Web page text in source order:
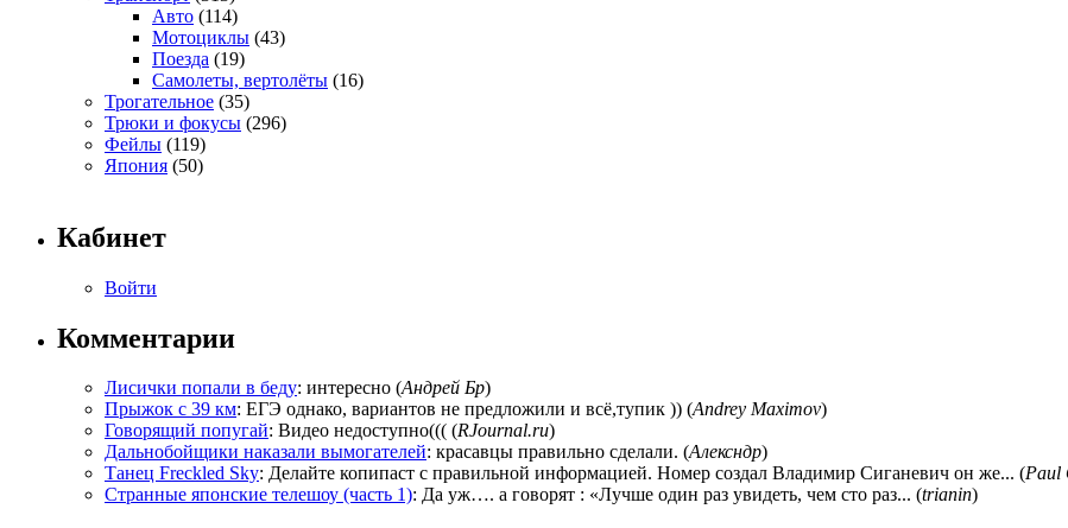
Авто (114)
Мотоциклы (43)
Поезда (19)
Самолеты, вертолёты (16)
Трогательное (35)
Трюки и фокусы (296)
Фейлы (119)
Япония (50)
Кабинет
Войти
Комментарии
Лисички попали в беду: интересно (Андрей Бр)
Прыжок с 39 км: ЕГЭ однако, вариантов не предложили и всё,тупик )) (Andrey Maximov)
Говорящий попугай: Видео недоступно((( (RJournal.ru)
Дальнобойщики наказали вымогателей: красавцы правильно сделали. (Алексндр)
Танец Freckled Sky: Делайте копипаст с правильной информацией. Номер создал Владимир Сиганевич он же... (Paul
Странные японские телешоу (часть 1): Да уж…. а говорят : «Лучше один раз увидеть, чем сто раз... (trianin)